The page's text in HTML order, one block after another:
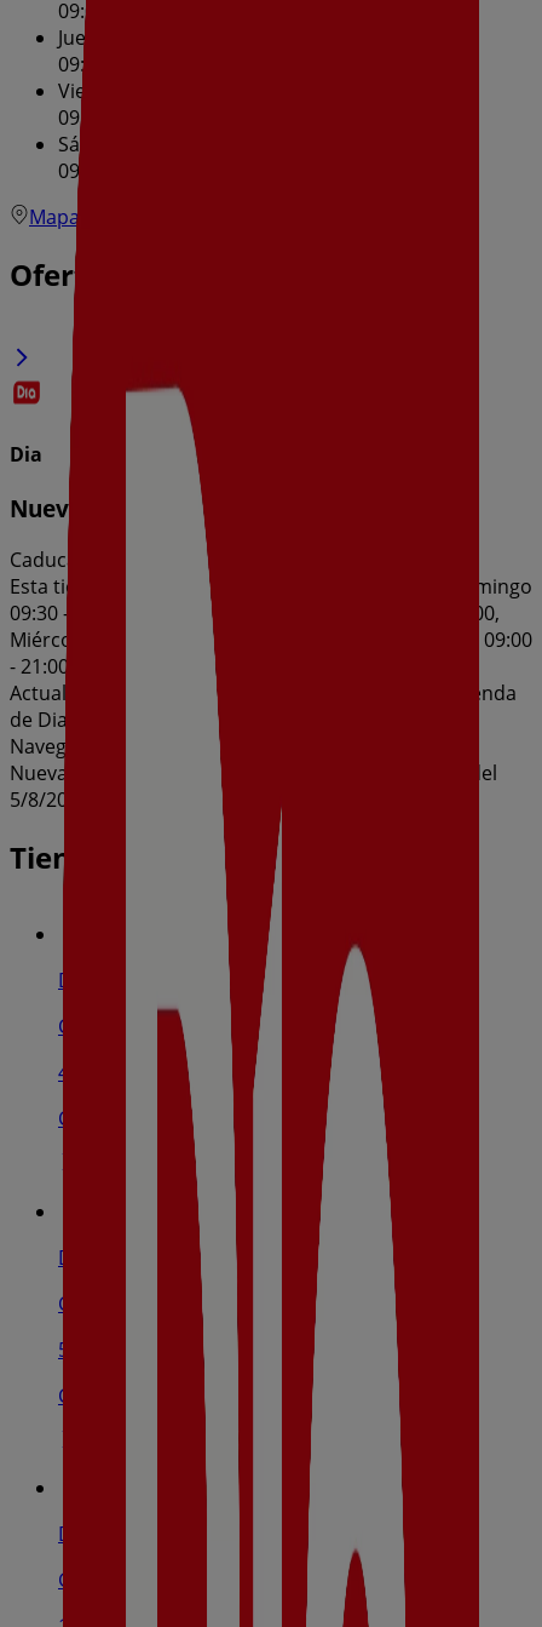
09:00 - 21:00
Jueves
09:00 - 21:00
Viernes
09:00 - 21:00
Sábado
09:00 - 21:00
Mapa
Ofertas de Dia en Durango
Dia
Nueva Calidad Dia del 05/08 al 11/08
Caduca el 11/8
Esta tienda de Dia tiene los siguientes horarios: Domingo
09:30 - 14:30, Lunes 09:00 - 21:00, Martes 09:00 - 21:00,
Miércoles 09:00 - 21:00, Jueves 09:00 - 21:00, Viernes 09:00
- 21:00, Sábado 09:00 - 21:00
Actualmente hay 1 catálogos disponibles en esta tienda
de Dia.
Navega por el último catálogo de Dia en C/ Alluitz, 5
Nueva Calidad Dia del 05/08 al 11/08 que es válido del
5/8/2026 al 11/8/2026 y no pares de ahorrar.
Tiendas más cercanas
Dia
C/ Juan Mari Altuna, 10-12, Durango
433 m
Cerrado
Dia
C/ Alluitz, 5, Durango
536 m
Cerrado
Dia
Gudari, 4, Amorebieta-Etxano